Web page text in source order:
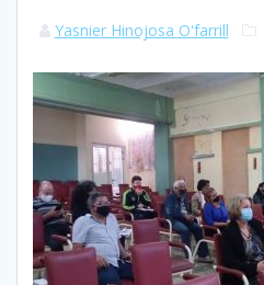
Yasnier Hinojosa O'farrill